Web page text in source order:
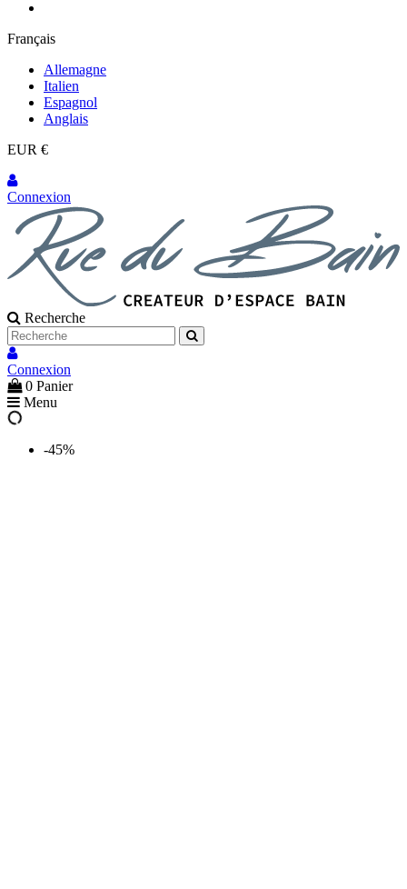
Français
Allemagne
Italien
Espagnol
Anglais
EUR €
Connexion
Recherche
Connexion
0 Panier
Menu
-45%